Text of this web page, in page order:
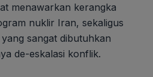
menawarkan kerangka
nuklir Iran, sekaligus
sangat dibutuhkan
de-eskalasi konflik.